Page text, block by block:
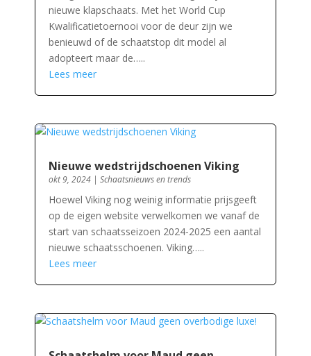
nieuwe klapschaats. Met het World Cup
Kwalificatietoernooi voor de deur zijn we
benieuwd of de schaatstop dit model al
adopteert maar de…..
Lees meer
Nieuwe wedstrijdschoenen Viking
okt 9, 2024| Schaatsnieuws en trends
Hoewel Viking nog weinig informatie prijsgeeft
op de eigen website verwelkomen we vanaf de
start van schaatsseizoen 2024-2025 een aantal
nieuwe schaatsschoenen. Viking…..
Lees meer